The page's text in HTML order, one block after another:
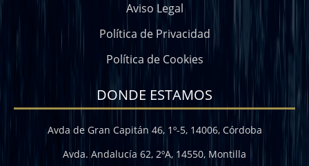
Aviso Legal
Política de Privacidad
Política de Cookies
DONDE ESTAMOS
Avda de Gran Capitán 46, 1º-5, 14006, Córdoba
Avda. Andalucía 62, 2ºA, 14550, Montilla